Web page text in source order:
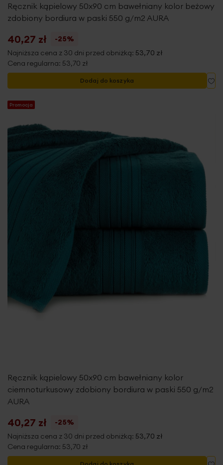
Ręcznik kąpielowy 50x90 cm bawełniany kolor beżowy
zdobiony bordiura w paski 550 g/m2 AURA
40,27 zł
-25%
Najniższa cena z 30 dni przed obniżką: 53,70 zł
Cena regularna: 53,70 zł
Dodaj do koszyka
Promocja
Ręcznik kąpielowy 50x90 cm bawełniany kolor
ciemnoturkusowy zdobiony bordiura w paski 550 g/m2
AURA
40,27 zł
-25%
Najniższa cena z 30 dni przed obniżką: 53,70 zł
Cena regularna: 53,70 zł